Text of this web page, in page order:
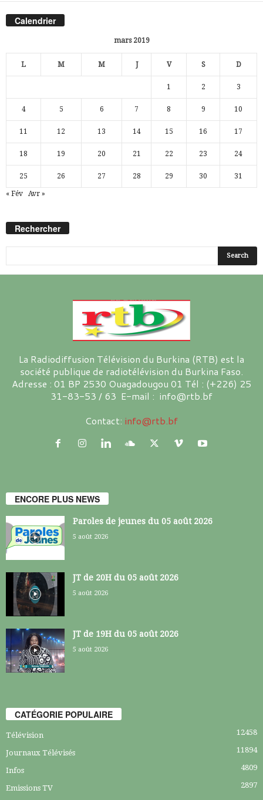
Calendrier
mars 2019
L M M J V S D
1 2 3
4 5 6 7 8 9 10
11 12 13 14 15 16 17
18 19 20 21 22 23 24
25 26 27 28 29 30 31
« Fév Avr »
Rechercher
La Radiodiffusion Télévision du Burkina (RTB) est la
société publique de radiotélévision du Burkina Faso.
Adresse : 01 BP 2530 Ouagadougou 01 Tél : (+226) 25
31-83-53 / 63 E-mail : info@rtb.bf
Contact: info@rtb.bf
ENCORE PLUS NEWS
Paroles de jeunes du 05 août 2026
5 août 2026
JT de 20H du 05 août 2026
5 août 2026
JT de 19H du 05 août 2026
5 août 2026
CATÉGORIE POPULAIRE
Télévision 12458
Journaux Télévisés 11894
Infos 4809
Emissions TV
2897